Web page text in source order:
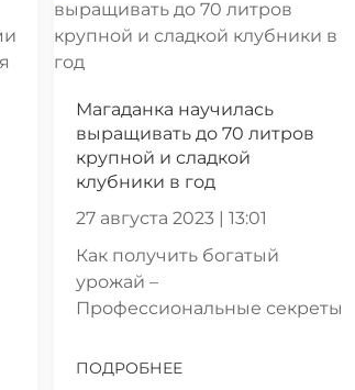
Магаданка научилась
выращивать до 70 литров
крупной и сладкой
клубники в год
27 августа 2023 | 13:01
Как получить богатый
урожай –
Профессиональные секреты
ПОДРОБНЕЕ